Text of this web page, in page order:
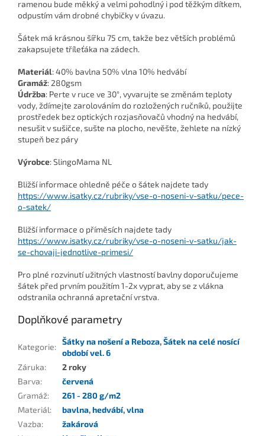
ramenou bude měkký a velmi pohodlný i pod těžkým dítkem,
odpustím vám drobné chybičky v úvazu.
Šátek má krásnou šířku 75 cm, takže bez větších problémů
zakapsujete tříleťáka na zádech.
Materiál: 40% bavlna 50% vlna 10% hedvábí
Gramáž: 280gsm
Údržba: Perte v ruce ve 30°, vyvarujte se změnám teploty
vody, ždímejte zarolováním do rozložených ručníků, použijte
prostředek bez optických rozjasňovačů vhodný na hedvábí,
nesušit v sušičce, sušte na plocho, nevěšte, žehlete na nízký
stupeň bez páry
Výrobce: SlingoMama NL
Bližší informace ohledně péče o šátek najdete tady
https://www.isatky.cz/rubriky/vse-o-noseni-v-satku/pece-
o-satek/
Bližší informace o příměsích najdete tady
https://www.isatky.cz/rubriky/vse-o-noseni-v-satku/jak-
se-chovaji-jednotlive-primesi/
Pro plné rozvinutí užitných vlastností bavlny doporučujeme
šátek před prvním použitím 1-2x vyprat, aby se z vlákna
odstranila ochranná apretační vrstva.
Doplňkové parametry
Kategorie:
Šátky na nošení a Reboza,Šátek na celé nosící
období vel. 6
Záruka:
2 roky
Barva:
červená
Gramáž:
261 - 280 g/m2
Materiál: bavlna,hedvábí,vlna
Vazba:
žakárová